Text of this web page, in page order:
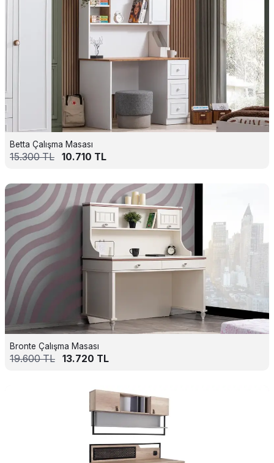
Betta Çalışma Masası
15.300TL 10.710 TL
Bronte Çalışma Masası
19.600TL 13.720 TL